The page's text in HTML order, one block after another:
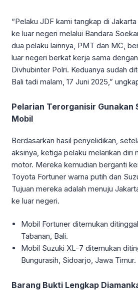
“Pelaku JDF kami tangkap di
ke luar negeri melalui Bandara
dua pelaku lainnya, PMT dan MC,
luar negeri berkat kerja sama
Divhubinter Polri. Keduanya sudah
Bali tadi malam, 17 Juni 2025,”
Pelarian Terorganisir Gunakan
Mobil
Berdasarkan hasil penyelidikan,
aksinya, ketiga pelaku melarikan diri
motor. Mereka kemudian berganti
Toyota Fortuner warna putih dan
Tujuan mereka adalah menuju
ke luar negeri.
Mobil Fortuner ditemukan
Tabanan, Bali.
Mobil Suzuki XL-7 ditemukan
Bungurasih, Sidoarjo, Jawa Timur.
Barang Bukti Lengkap